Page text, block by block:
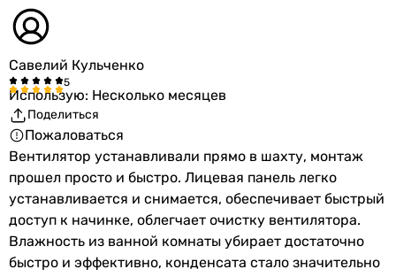
Савелий Кульченко
Использую: Несколько месяцев
Поделиться
Пожаловаться
Вентилятор устанавливали прямо в шахту, монтаж
прошел просто и быстро. Лицевая панель легко
устанавливается и снимается, обеспечивает быстрый
доступ к начинке, облегчает очистку вентилятора.
Влажность из ванной комнаты убирает достаточно
быстро и эффективно, конденсата стало значительно